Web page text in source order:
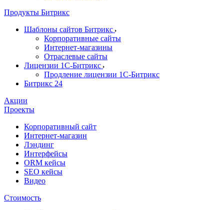
Продукты Битрикс
Шаблоны сайтов Битрикс
Корпоративные сайты
Интернет-магазины
Отраслевые сайты
Лицензии 1С-Битрикс
Продление лицензии 1С-Битрикс
Битрикс 24
Акции
Проекты
Корпоративный сайт
Интернет-магазин
Лэндинг
Интерфейсы
ORM кейсы
SEO кейсы
Видео
Стоимость